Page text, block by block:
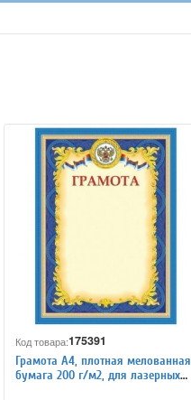
Код товара:175391
Грамота А4, плотная мелованная
бумага 200 г/м2, для лазерных